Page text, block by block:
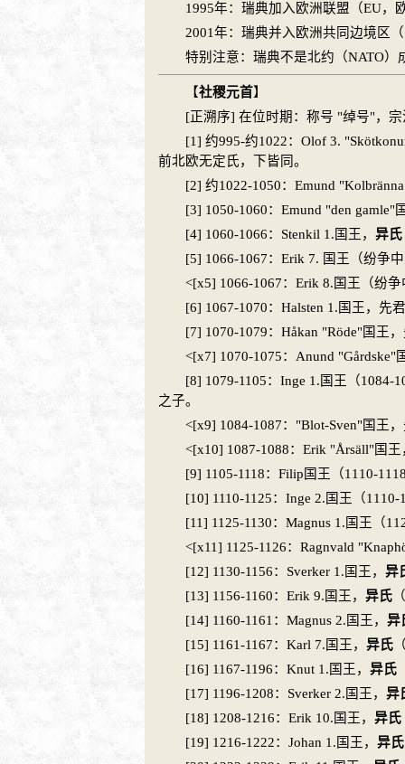
1995年： 瑞典加入 欧洲联盟（EU，
2001年： 瑞典并入 欧洲共同边境区
特别注意： 瑞典不是北约（NATO）
【社稷元首】
[正溯序] 在位时期：称号 "绰号"，
[1] 约995-约1022：Olof 3.
前北欧无定氏，下皆同。
[2] 约1022-1050：Emund
[3] 1050-1060：Emund "den gamle"
[4] 1060-1066：Stenkil 1.国王， 异氏
[5] 1066-1067：Erik 7. 国王（纷争
<[x5] 1066-1067：Erik 8.国王（纷
[6] 1067-1070：Halsten 1.国王，先
[7] 1070-1079：Håkan "Röde"国王
<[x7] 1070-1075：Anund "Gårdske"
[8] 1079-1105：Inge 1.国王（1084-
之子。
<[x9] 1084-1087："Blot-Sven"国王
<[x10] 1087-1088：Erik "Årsäll"国
[9] 1105-1118：Filip国王（1110-
[10] 1110-1125：Inge 2.国王（
[11] 1125-1130：Magnus 1.国王（
<[x11] 1125-1126：Ragnvald
[12] 1130-1156：Sverker 1.国王， 异
[13] 1156-1160：Erik 9.国王， 异氏
[14] 1160-1161：Magnus 2.国王， 异
[15] 1161-1167：Karl 7.国王， 异氏
[16] 1167-1196：Knut 1.国王， 异氏
[17] 1196-1208：Sverker 2.国王， 异
[18] 1208-1216：Erik 10.国王， 异氏
[19] 1216-1222：Johan 1.国王， 异氏